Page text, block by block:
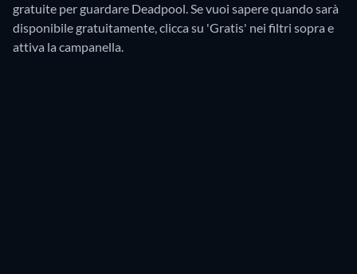
gratuite per guardare Deadpool. Se vuoi sapere quando sarà
disponibile gratuitamente, clicca su 'Gratis' nei filtri sopra e
attiva la campanella.